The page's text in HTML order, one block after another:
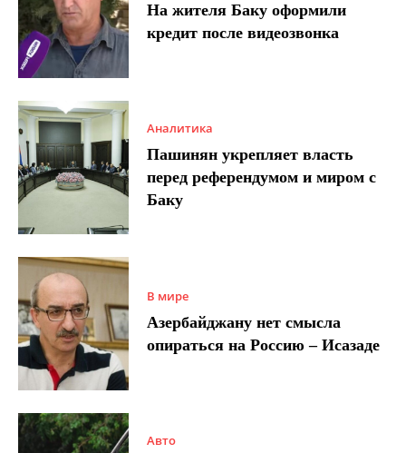
На жителя Баку оформили
кредит после видеозвонка
Аналитика
Пашинян укрепляет власть
перед референдумом и миром с
Баку
В мире
Азербайджану нет смысла
опираться на Россию – Исазаде
Авто